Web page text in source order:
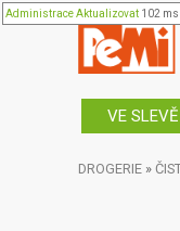
AdministraceAktualizovat 102 ms
VE SLEVĚ
DROGERIE »